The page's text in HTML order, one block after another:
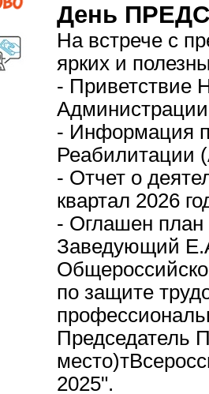
День
На встрече с
ярких и
- Приветствие
- Информация
- Отчет о
квартал 2026
- Оглашен план
Заведующий
по защите
Председатель
2025".